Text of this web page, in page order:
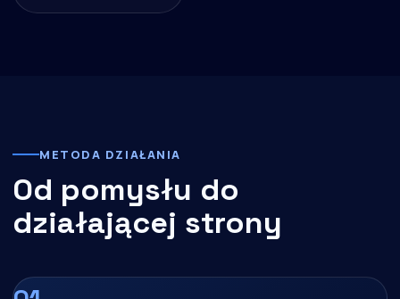
METODA DZIAŁANIA
Od pomysłu do
działającej strony